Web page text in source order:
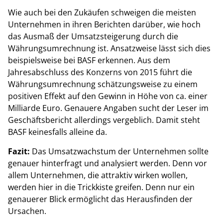
Wie auch bei den Zukäufen schweigen die meisten
Unternehmen in ihren Berichten darüber, wie hoch
das Ausmaß der Umsatzsteigerung durch die
Währungsumrechnung ist. Ansatzweise lässt sich dies
beispielsweise bei BASF erkennen. Aus dem
Jahresabschluss des Konzerns von 2015 führt die
Währungsumrechnung schätzungsweise zu einem
positiven Effekt auf den Gewinn in Höhe von ca. einer
Milliarde Euro. Genauere Angaben sucht der Leser im
Geschäftsbericht allerdings vergeblich. Damit steht
BASF keinesfalls alleine da.
Fazit: Das Umsatzwachstum der Unternehmen sollte
genauer hinterfragt und analysiert werden. Denn vor
allem Unternehmen, die attraktiv wirken wollen,
werden hier in die Trickkiste greifen. Denn nur ein
genauerer Blick ermöglicht das Herausfinden der
Ursachen.